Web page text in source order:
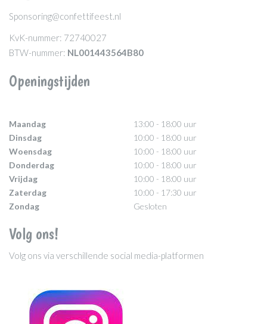
Sponsoring@confettifeest.nl
KvK-nummer: 72740027
BTW-nummer: NL001443564B80
Openingstijden
Maandag
13:00 - 18:00 uur
Dinsdag
10:00 - 18:00 uur
Woensdag
10:00 - 18:00 uur
Donderdag
10:00 - 18:00 uur
Vrijdag
10:00 - 18:00 uur
Zaterdag
10:00 - 17:30 uur
Zondag
Gesloten
Volg ons!
Volg ons via verschillende social media-platformen